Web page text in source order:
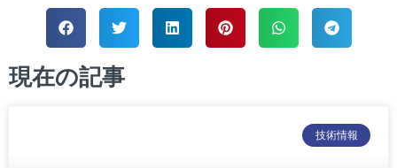
現在の記事
技術情報